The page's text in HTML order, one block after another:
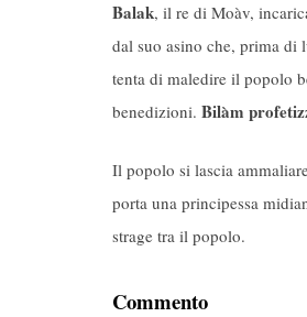
Balak, il re di Moàv,
dal suo asino che, prima
tenta di maledire il popolo
benedizioni. Bilàm
Il popolo si lascia
porta una principessa
strage tra il popolo.
Commento